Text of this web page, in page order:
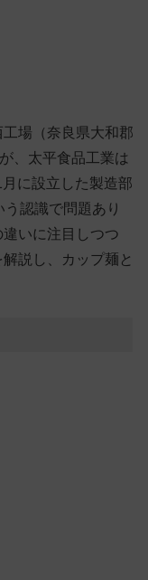
場（奈良県大和郡
、太平食品工業は
に設立した製造部
う認識で問題あり
いに注目しつつ
説し、カップ麺と